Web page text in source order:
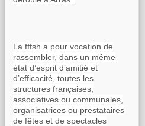
La fffsh a pour vocation de
rassembler, dans un même
état d’esprit d’amitié et
d’efficacité, toutes les
structures françaises,
associatives ou communales,
organisatrices ou prestataires
de fêtes et de spectacles